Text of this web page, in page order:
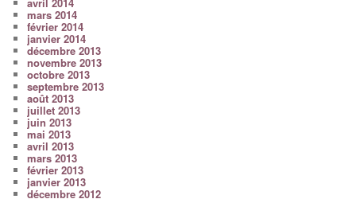
mars 2014
février 2014
janvier 2014
décembre 2013
novembre 2013
octobre 2013
septembre 2013
août 2013
juillet 2013
juin 2013
mai 2013
avril 2013
mars 2013
février 2013
janvier 2013
décembre 2012